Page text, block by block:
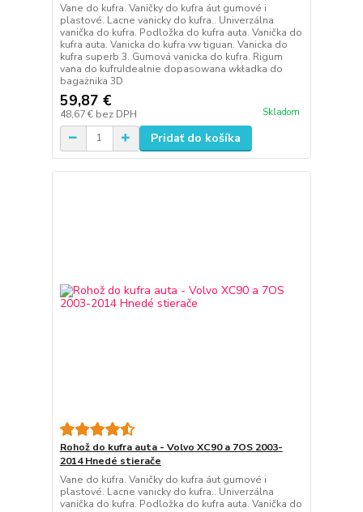
Vane do kufra. Vaničky do kufra áut gumové i
plastové. Lacne vanicky do kufra.. Univerzálna
vanička do kufra. Podložka do kufra auta. Vanička do
kufra auta. Vanicka do kufra vw tiguan. Vanicka do
kufra superb 3. Gumová vanicka do kufra. Rigum
vana do kufruIdealnie dopasowana wkładka do
bagażnika 3D
59,87 €
48,67 € bez DPH Skladom
Pridať do košíka
Rohož do kufra auta - Volvo XC90 a 7OS 2003-
2014 Hnedé stierače
Vane do kufra. Vaničky do kufra áut gumové i
plastové. Lacne vanicky do kufra.. Univerzálna
vanička do kufra. Podložka do kufra auta. Vanička do